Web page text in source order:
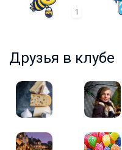
1
Друзья в клубе